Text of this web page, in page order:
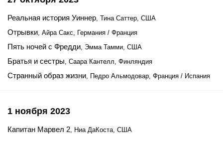
Реальная история Уиннер, Тина Саттер, США
Отрывки, Айра Сакс, Германия / Франция
Пять ночей с Фредди, Эмма Тамми, США
Братья и сестры, Саара Кантелл, Финляндия
Странный образ жизни, Педро Альмодовар, Франция / Испания
1 ноября 2023
Капитан Марвел 2, Ниа ДаКоста, США